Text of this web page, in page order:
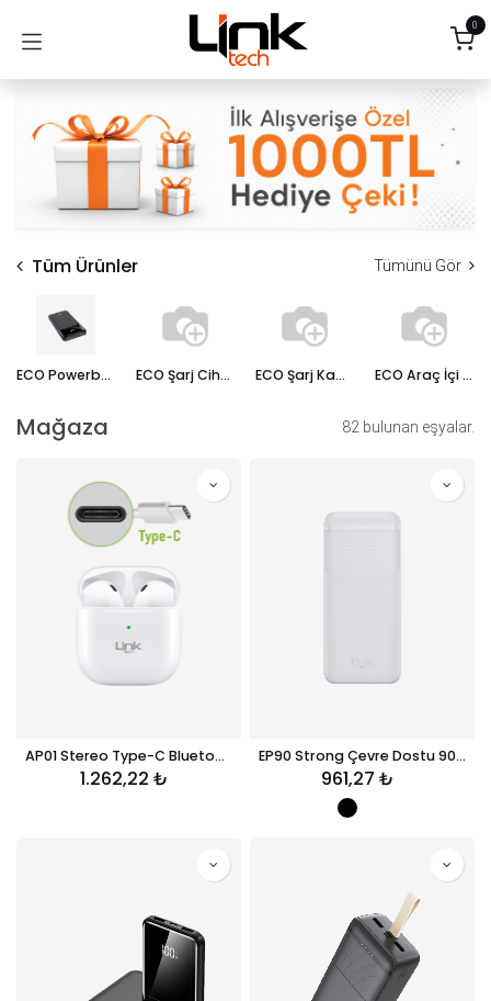
0
Tüm Ürünler Tümünü Gör
ECO Powerbanklar ECO Şarj Cihazları ECO Şarj Kablosu ECO Araç İçi Şarj Cihazı
Mağaza 82 bulunan eşyalar.
AP01 Stereo Type-C Bluetooth Kulaklık
1.262,22 ₺
EP90 Strong Çevre Dostu 9000mAh Powerbank
961,27 ₺